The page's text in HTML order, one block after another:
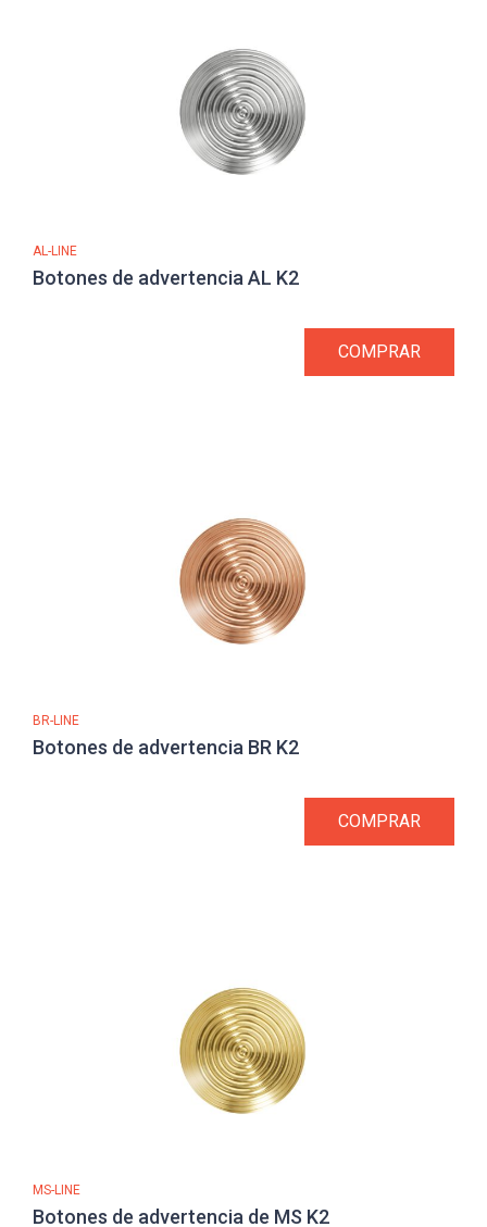
AL-LINE
Botones de advertencia AL K2
COMPRAR
BR-LINE
Botones de advertencia BR K2
COMPRAR
MS-LINE
Botones de advertencia de MS K2